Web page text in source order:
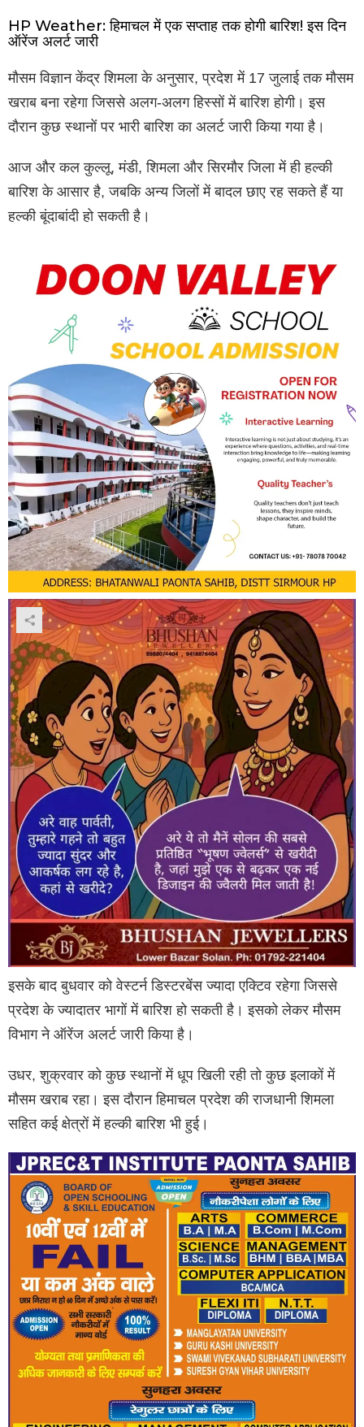
HP Weather: हिमाचल में एक सप्ताह तक होगी बारिश! इस दिन
ऑरेंज अलर्ट जारी
माैसम विज्ञान केंद्र शिमला के अनुसार, प्रदेश में 17 जुलाई तक मौसम
खराब बना रहेगा जिससे अलग-अलग हिस्सों में बारिश होगी। इस
दाैरान कुछ स्थानों पर भारी बारिश का अलर्ट जारी किया गया है।
आज और कल कुल्लू, मंडी, शिमला और सिरमौर जिला में ही हल्की
बारिश के आसार है, जबकि अन्य जिलों में बादल छाए रह सकते हैं या
हल्की बूंदाबांदी हो सकती है।
इसके बाद बुधवार को वेस्टर्न डिस्टरबेंस ज्यादा एक्टिव रहेगा जिससे
प्रदेश के ज्यादातर भागों में बारिश हो सकती है। इसको लेकर मौसम
विभाग ने ऑरेंज अलर्ट जारी किया है।
उधर, शुक्रवार को कुछ स्थानों में धूप खिली रही तो कुछ इलाकों में
मौसम खराब रहा। इस दौरान हिमाचल प्रदेश की राजधानी शिमला
सहित कई क्षेत्रों में हल्की बारिश भी हुई।